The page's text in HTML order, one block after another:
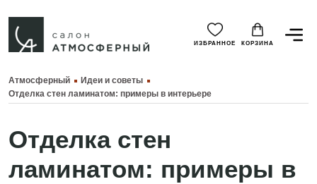
ИЗБРАННОЕ КОРЗИНА
Атмосферный
Идеи и советы
Отделка стен ламинатом: примеры в интерьере
Отделка стен
ламинатом: примеры в